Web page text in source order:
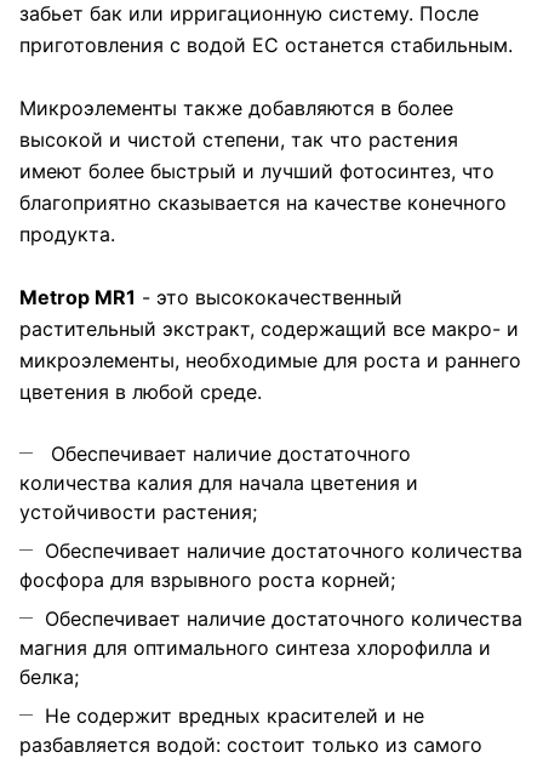
забьет бак или ирригационную систему. После
приготовления с водой ЕС останется стабильным.
Микроэлементы также добавляются в более
высокой и чистой степени, так что растения
имеют более быстрый и лучший фотосинтез, что
благоприятно сказывается на качестве конечного
продукта.
Metrop MR1 - это высококачественный
растительный экстракт, содержащий все макро- и
микроэлементы, необходимые для роста и раннего
цветения в любой среде.
Обеспечивает наличие достаточного
количества калия для начала цветения и
устойчивости растения;
Обеспечивает наличие достаточного количества
фосфора для взрывного роста корней;
Обеспечивает наличие достаточного количества
магния для оптимального синтеза хлорофилла и
белка;
Не содержит вредных красителей и не
разбавляется водой: состоит только из самого